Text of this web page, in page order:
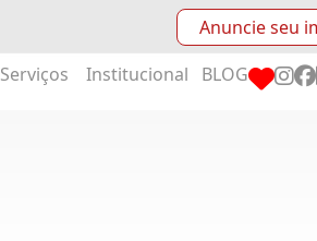
Anuncie seu
Serviços Institucional BLOG